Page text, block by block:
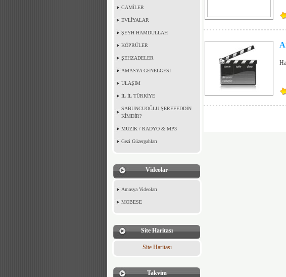
CAMİLER
EVLİYALAR
ŞEYH HAMDULLAH
KÖPRÜLER
ŞEHZADELER
AMASYA GENELGESİ
ULAŞIM
İL İL TÜRKİYE
SABUNCUOĞLU ŞEREFEDDİN
KİMDİR?
MÜZİK / RADYO & MP3
Gezi Güzergahları
Videolar
Amasya Videoları
MOBESE
Site Haritası
Site Haritası
Takvim